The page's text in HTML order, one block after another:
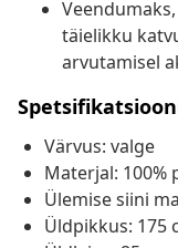
täielikku
arvutamisel
Värvus: valge
Materjal: 100%
Ülemise siini
Üldpikkus: 175